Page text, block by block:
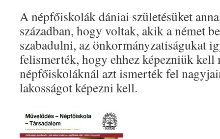
A népfőiskolák dániai születésüket
században, hogy voltak, akik a német
szabadulni, az önkormányzatiságukat
felismerték, hogy ehhez képezniük kell
népfőiskoláknál azt ismerték fel
lakosságot képezni kell.